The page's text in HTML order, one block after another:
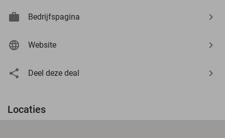
Bedrijfspagina
Website
Deel deze deal
Locaties